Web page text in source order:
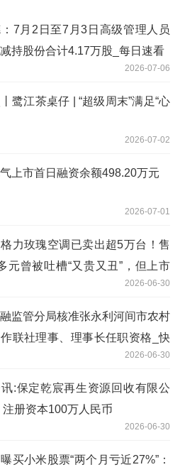
7月2日至7月3日高级管理人员
持股份合计4.17万股_每日速看
2026-07-06
鹭江茶桌仔 | “超级周末”满足“心
2026-07-02
上市首日融资余额498.20万元
2026-07-01
力玫瑰空调已卖出超5万台！售
元曾被吐槽“又贵又丑”，但上市
货，格力电器CMO朱磊：已迭代
2026-06-30
监管分局核准张永利河间市农村
联社理事、理事长任职资格_快
2026-06-30
:保定乾宸再生资源回收有限公
注册资本100万人民币
2026-06-30
买小米股票“两个月亏近27%”：